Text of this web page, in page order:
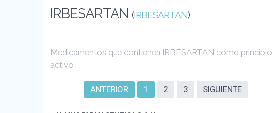
IRBESARTAN (IRBESARTAN)
Medicamentos que contienen IRBESARTAN como principio
activo
ANTERIOR 1 2 3 SIGUIENTE